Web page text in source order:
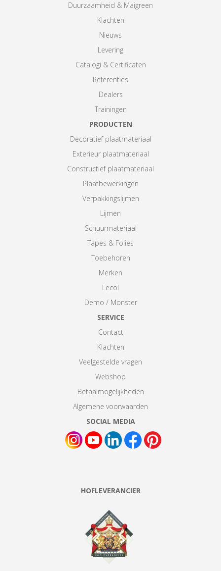
Duurzaamheid & Maigreen
Klachten
Nieuws
Levering
Catalogi & Certificaten
Referenties
Dealers
Trainingen
PRODUCTEN
Decoratief plaatmateriaal
Exterieur plaatmateriaal
Constructief plaatmateriaal
Plaatbewerkingen
Verpakkingslijmen
Lijmen
Schuurmateriaal
Tapes & Folies
Toebehoren
Merken
Lecol
Demo / Monster
SERVICE
Contact
Klachten
Veelgestelde vragen
Webshop
Betaalmogelijkheden
Algemene voorwaarden
SOCIAL MEDIA
HOFLEVERANCIER